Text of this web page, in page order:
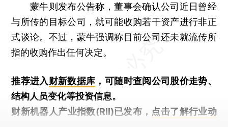
蒙牛则发布公告称，董事会确认公司近日曾经
与所传的目标公司，就可能收购若干资产进行非正
式谈论。不过，蒙牛强调称目前公司还未就流传所
指的收购作出任何决定。
推荐进入财新数据库 ，可随时查阅公司股价走势、
结构人员变化等投资信息。
财新机器人产业指数(RII)已发布， 点击了解行业动